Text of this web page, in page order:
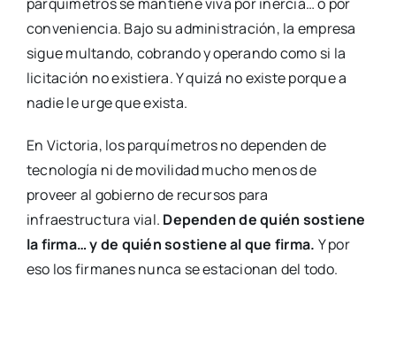
conveniencia. Bajo su administración, la empresa
sigue multando, cobrando y operando como si la
licitación no existiera. Y quizá no existe porque a
nadie le urge que exista.
En Victoria, los parquímetros no dependen de
tecnología ni de movilidad mucho menos de
proveer al gobierno de recursos para
infraestructura vial. Dependen de quién sostiene
la firma… y de quién sostiene al que firma. Y por
eso los firmanes nunca se estacionan del todo.